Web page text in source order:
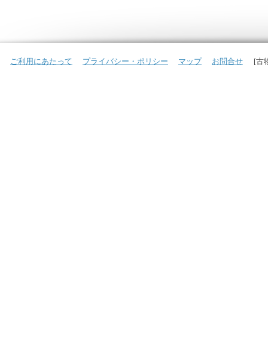
ご利用にあたって プライバシー・ポリシー マップ お問合せ [古